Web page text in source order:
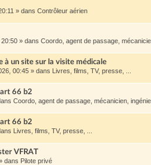
» dans Contrôleur aérien
20:50 » dans Coordo, agent de passage,
à un site sur la visite médicale
00:45 » dans Livres, films, TV, presse, ...
66 b2
Coordo, agent de passage, mécanicien,
66 b2
Livres, films, TV, presse, ...
VFRAT
dans Pilote privé